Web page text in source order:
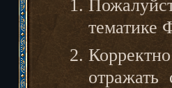
тематике